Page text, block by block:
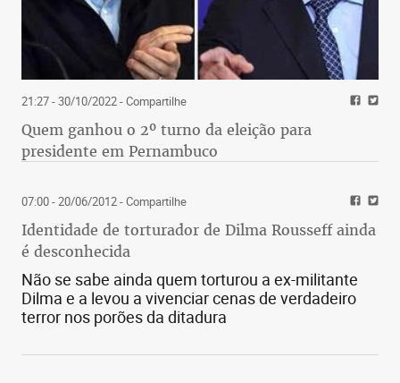
21:27 - 30/10/2022- Compartilhe
Quem ganhou o 2º turno da eleição para
presidente em Pernambuco
07:00 - 20/06/2012- Compartilhe
Identidade de torturador de Dilma Rousseff ainda
é desconhecida
Não se sabe ainda quem torturou a ex-militante
Dilma e a levou a vivenciar cenas de verdadeiro
terror nos porões da ditadura